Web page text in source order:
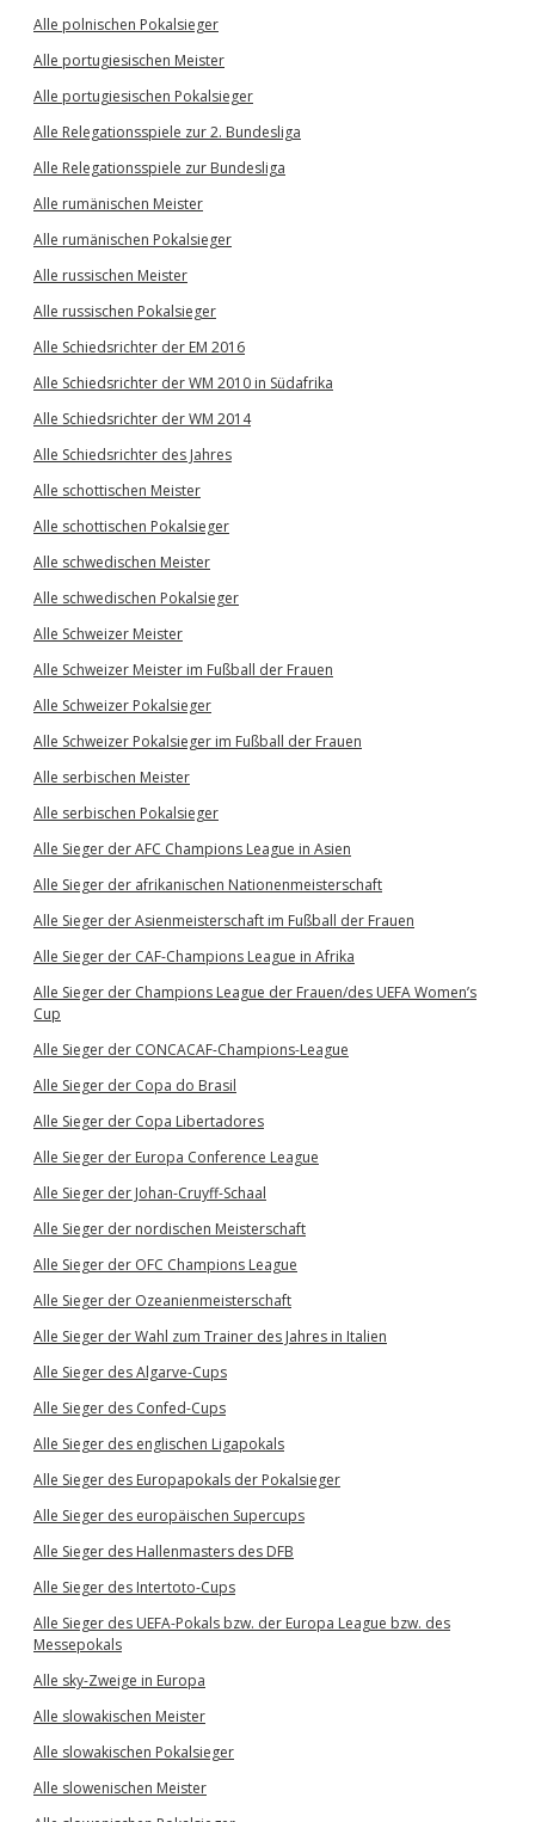
Alle polnischen Pokalsieger
Alle portugiesischen Meister
Alle portugiesischen Pokalsieger
Alle Relegationsspiele zur 2. Bundesliga
Alle Relegationsspiele zur Bundesliga
Alle rumänischen Meister
Alle rumänischen Pokalsieger
Alle russischen Meister
Alle russischen Pokalsieger
Alle Schiedsrichter der EM 2016
Alle Schiedsrichter der WM 2010 in Südafrika
Alle Schiedsrichter der WM 2014
Alle Schiedsrichter des Jahres
Alle schottischen Meister
Alle schottischen Pokalsieger
Alle schwedischen Meister
Alle schwedischen Pokalsieger
Alle Schweizer Meister
Alle Schweizer Meister im Fußball der Frauen
Alle Schweizer Pokalsieger
Alle Schweizer Pokalsieger im Fußball der Frauen
Alle serbischen Meister
Alle serbischen Pokalsieger
Alle Sieger der AFC Champions League in Asien
Alle Sieger der afrikanischen Nationenmeisterschaft
Alle Sieger der Asienmeisterschaft im Fußball der Frauen
Alle Sieger der CAF-Champions League in Afrika
Alle Sieger der Champions League der Frauen/des UEFA Women’s
Cup
Alle Sieger der CONCACAF-Champions-League
Alle Sieger der Copa do Brasil
Alle Sieger der Copa Libertadores
Alle Sieger der Europa Conference League
Alle Sieger der Johan-Cruyff-Schaal
Alle Sieger der nordischen Meisterschaft
Alle Sieger der OFC Champions League
Alle Sieger der Ozeanienmeisterschaft
Alle Sieger der Wahl zum Trainer des Jahres in Italien
Alle Sieger des Algarve-Cups
Alle Sieger des Confed-Cups
Alle Sieger des englischen Ligapokals
Alle Sieger des Europapokals der Pokalsieger
Alle Sieger des europäischen Supercups
Alle Sieger des Hallenmasters des DFB
Alle Sieger des Intertoto-Cups
Alle Sieger des UEFA-Pokals bzw. der Europa League bzw. des
Messepokals
Alle sky-Zweige in Europa
Alle slowakischen Meister
Alle slowakischen Pokalsieger
Alle slowenischen Meister